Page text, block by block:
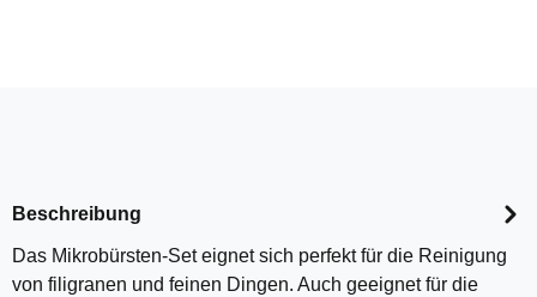
Beschreibung
Das Mikrobürsten-Set eignet sich perfekt für die Reinigung
von filigranen und feinen Dingen. Auch geeignet für die